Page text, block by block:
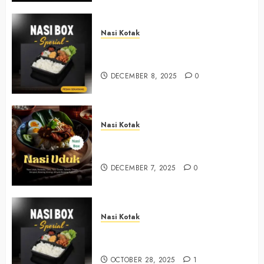
Nasi Kotak
DECEMBER 8, 2025 0
Nasi Kotak
DECEMBER 7, 2025 0
Nasi Kotak
OCTOBER 28, 2025 1